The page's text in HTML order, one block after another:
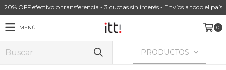
20% OFF efectivo o transferencia - 3 cuotas sin interés - Envíos a todo el país
MENÚ 0
PRODUCTOS